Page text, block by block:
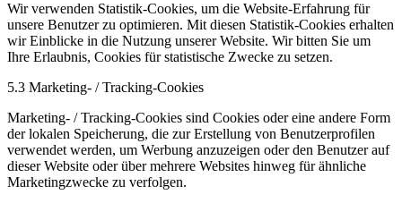
Wir verwenden Statistik-Cookies, um die Website-Erfahrung für
unsere Benutzer zu optimieren. Mit diesen Statistik-Cookies erhalten
wir Einblicke in die Nutzung unserer Website. Wir bitten Sie um
Ihre Erlaubnis, Cookies für statistische Zwecke zu setzen.
5.3 Marketing- / Tracking-Cookies
Marketing- / Tracking-Cookies sind Cookies oder eine andere Form
der lokalen Speicherung, die zur Erstellung von Benutzerprofilen
verwendet werden, um Werbung anzuzeigen oder den Benutzer auf
dieser Website oder über mehrere Websites hinweg für ähnliche
Marketingzwecke zu verfolgen.